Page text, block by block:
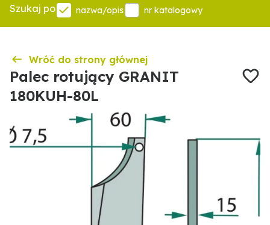
Szukaj po nazwa/opis nr katalogowy
Wróć do strony głównej
Palec rotujący GRANIT
180KUH-80L